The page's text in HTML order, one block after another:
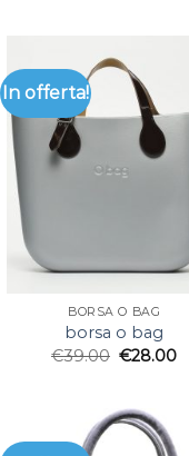
In offerta!
BORSA O BAG
borsa o bag
€39.00 €28.00